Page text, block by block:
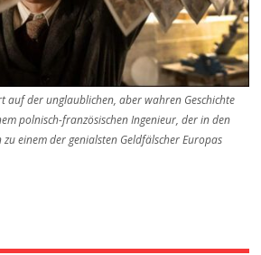
auf der unglaublichen, aber wahren Geschichte
polnisch-französischen Ingenieur, der in den
einem der genialsten Geldfälscher Europas